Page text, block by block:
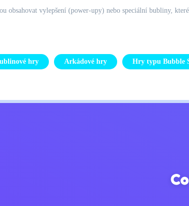
obsahovat vylepšení (power-upy) nebo speciální bubliny,
hry Arkádové hry Hry typu Bubble